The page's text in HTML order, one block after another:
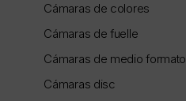
Cámaras de colores
Cámaras de fuelle
Cámaras de medio formato
Cámaras disc